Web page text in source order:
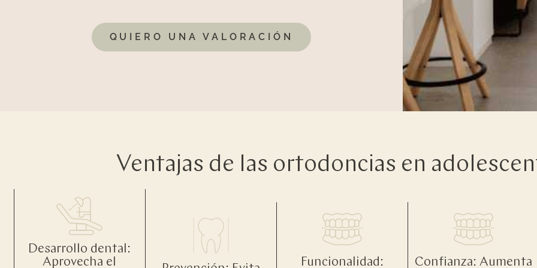
QUIERO UNA VALORACIÓN
Ventajas de las ortodoncias en
Desarrollo dental:
Aprovecha el
Funcionalidad: Confianza: Aumenta